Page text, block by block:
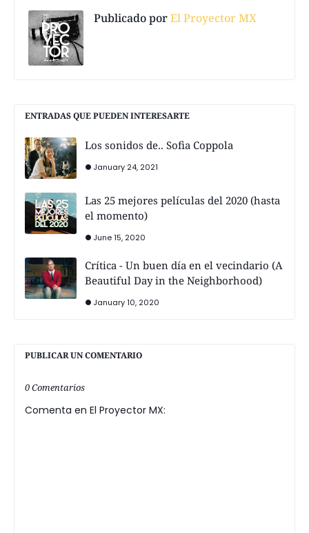
Publicado porEl Proyector MX
ENTRADAS QUE PUEDEN INTERESARTE
Los sonidos de.. Sofia Coppola
January 24, 2021
Las 25 mejores películas del 2020 (hasta
el momento)
June 15, 2020
Crítica - Un buen día en el vecindario (A
Beautiful Day in the Neighborhood)
January 10, 2020
PUBLICAR UN COMENTARIO
0 Comentarios
Comenta en El Proyector MX: